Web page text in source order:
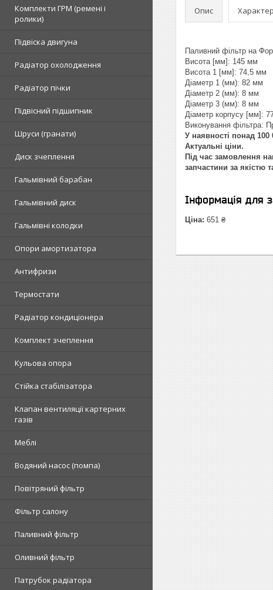
Комплекти ГРМ (ремені і
ролики)
Підвіска двигуна
Радіатор охолодження
Радіатор пічки
Підвісний підшипник
Шруси (гранати)
Диск зчеплення
Гальмівний барабан
Гальмівний диск
Гальмівні колодки
Опори амортизатора
Антифризи
Термостати
Радіатор кондиціонера
Комплект зчеплення
Кульова опора
Стійка стабілізатора
Клапан вентиляції картерних
газів
Меблі
Водяний насос (помпа)
Повітряний фільтр
Фільтр салону
Паливний фільтр
Оливний фільтр
Патрубок радіатора
Опис
Паливний фільтр на
Висота [мм]: 145 мм
Висота 1 [мм]: 74,5 мм
Діаметр 1 (мм): 82 мм
Діаметр 2 (мм): 8 мм
Діаметр 3 (мм): 8 мм
Діаметр корпусу [мм]:
Виконування фільтра:
У наявності понад 100
Актуальні ціни.
Під час замовлення
запчастини за якістю
Інформація для
Ціна: 651 ₴